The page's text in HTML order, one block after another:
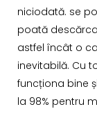
niciodată. se
poată
astfel încât o
inevitabilă. Cu
funcționa bine
la 98% pentru